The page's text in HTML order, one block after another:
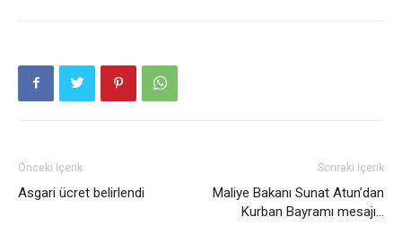
Önceki İçerik
Asgari ücret belirlendi
Sonraki İçerik
Maliye Bakanı Sunat Atun’dan
Kurban Bayramı mesajı…